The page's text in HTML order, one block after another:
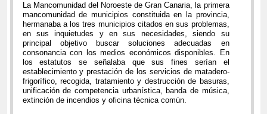
La Mancomunidad del Noroeste de Gran Canaria, la primera
mancomunidad de municipios constituida en la provincia,
hermanaba a los tres municipios citados en sus problemas,
en sus inquietudes y en sus necesidades, siendo su
principal objetivo buscar soluciones adecuadas en
consonancia con los medios económicos disponibles. En
los estatutos se señalaba que sus fines serían el
establecimiento y prestación de los servicios de matadero-
frigorífico, recogida, tratamiento y destrucción de basuras,
unificación de competencia urbanística, banda de música,
extinción de incendios y oficina técnica común.